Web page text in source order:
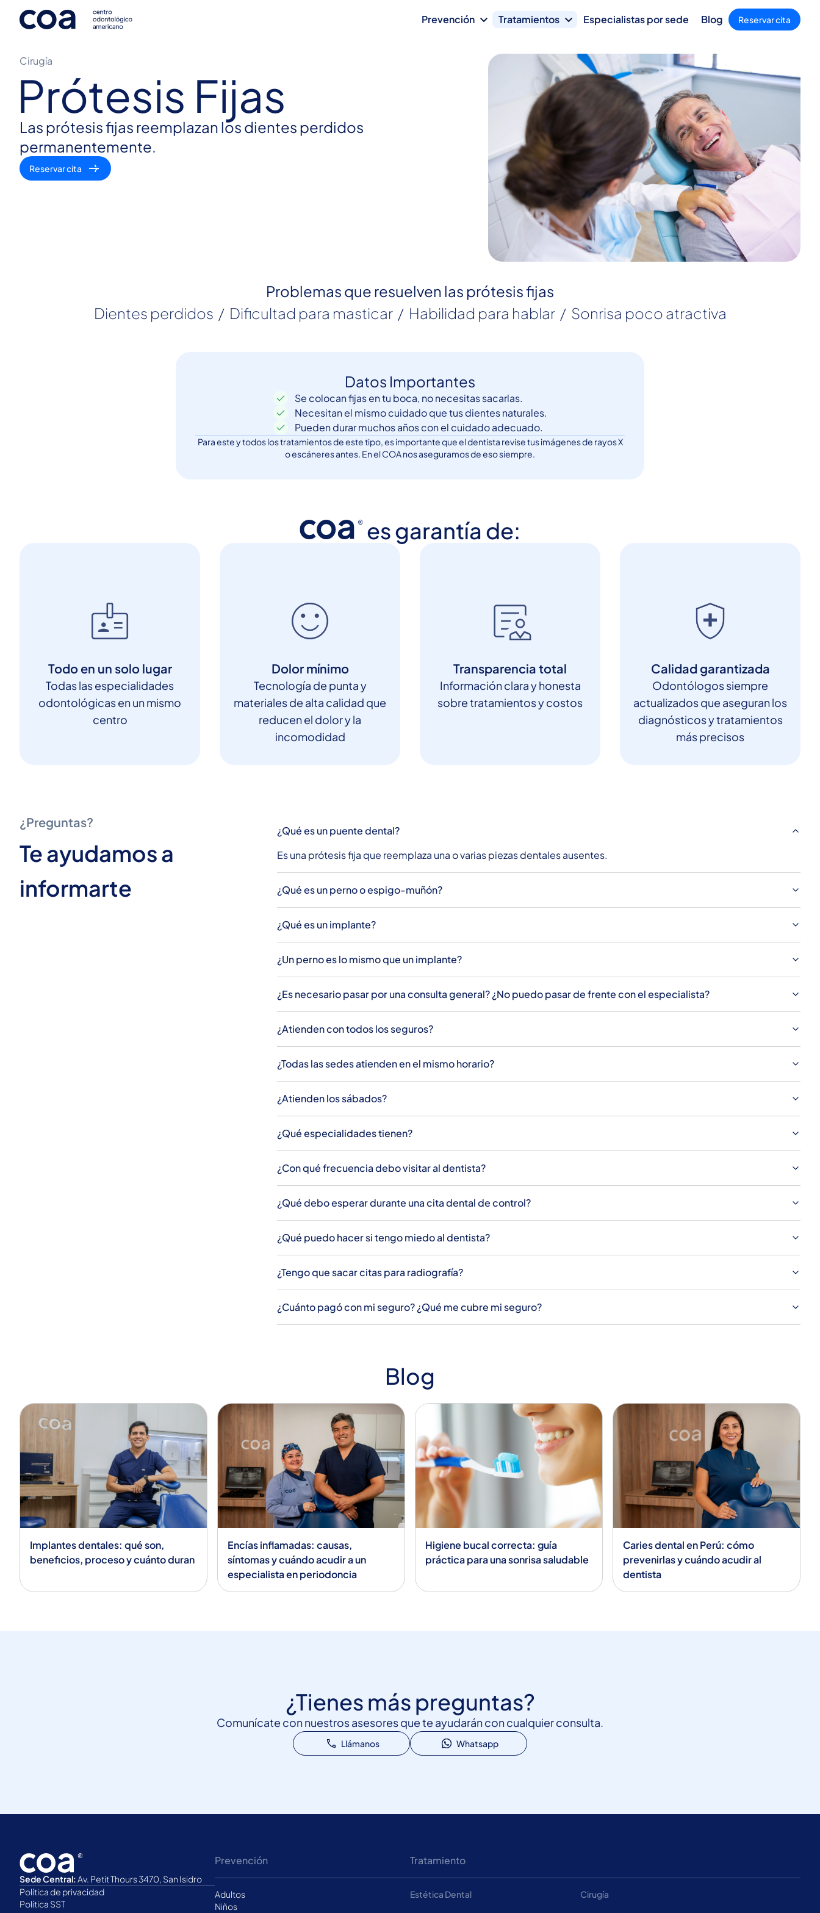
Prevención Tratamientos Especialistas por sede Blog Reservar cita
Cirugía
Prótesis Fijas
Las prótesis fijas reemplazan los dientes perdidos
permanentemente.
Reservar cita
Problemas que resuelven las prótesis fijas
Dientes perdidos  /  Dificultad para masticar  /  Habilidad para hablar  /  Sonrisa poco atractiva
Datos Importantes
Se colocan fijas en tu boca, no necesitas sacarlas.
Necesitan el mismo cuidado que tus dientes naturales.
Pueden durar muchos años con el cuidado adecuado.
Para este y todos los tratamientos de este tipo, es importante que el dentista revise tus imágenes de rayos X
o escáneres antes. En el COA nos aseguramos de eso siempre.
es garantía de:
Todo en un solo lugar
Todas las especialidades
odontológicas en un mismo
centro
Dolor mínimo
Tecnología de punta y
materiales de alta calidad que
reducen el dolor y la
incomodidad
Transparencia total
Información clara y honesta
sobre tratamientos y costos
Calidad garantizada
Odontólogos siempre
actualizados que aseguran los
diagnósticos y tratamientos
más precisos
¿Preguntas?
Te ayudamos a
informarte
¿Qué es un puente dental?
Es una prótesis fija que reemplaza una o varias piezas dentales ausentes.
¿Qué es un perno o espigo-muñón?
¿Qué es un implante?
¿Un perno es lo mismo que un implante?
¿Es necesario pasar por una consulta general? ¿No puedo pasar de frente con el especialista?
¿Atienden con todos los seguros?
¿Todas las sedes atienden en el mismo horario?
¿Atienden los sábados?
¿Qué especialidades tienen?
¿Con qué frecuencia debo visitar al dentista?
¿Qué debo esperar durante una cita dental de control?
¿Qué puedo hacer si tengo miedo al dentista?
¿Tengo que sacar citas para radiografía?
¿Cuánto pagó con mi seguro? ¿Qué me cubre mi seguro?
Blog
Implantes dentales: qué son,
beneficios, proceso y cuánto duran
Encías inflamadas: causas,
síntomas y cuándo acudir a un
especialista en periodoncia
Higiene bucal correcta: guía
práctica para una sonrisa saludable
Caries dental en Perú: cómo
prevenirlas y cuándo acudir al
dentista
¿Tienes más preguntas?
Comunícate con nuestros asesores que te ayudarán con cualquier consulta.
Llámanos Whatsapp
Sede Central:Av. Petit Thours 3470, San Isidro
Política de privacidad
Política SST
Prevención
Adultos
Niños
Tratamiento
Estética Dental
Cirugía